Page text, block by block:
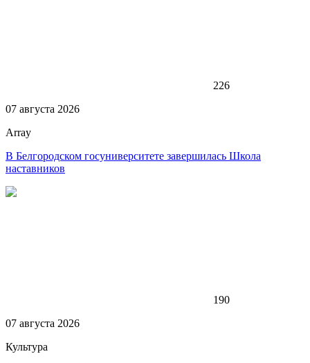
226
07 августа 2026
Array
В Белгородском госуниверситете завершилась Школа
наставников
190
07 августа 2026
Культура